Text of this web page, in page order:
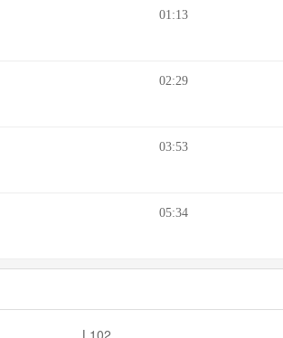
01:13
02:29
03:53
05:34
L102